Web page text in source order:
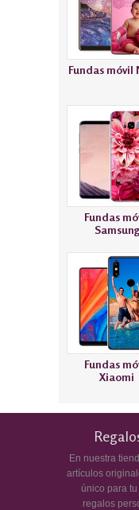
Fundas móvil
Fundas
Samsung
Fundas
Xiaomi
En nuestra
artículos
único para
regalos